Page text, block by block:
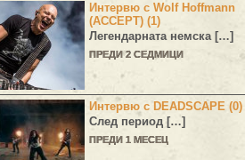
Интервю с Wolf Hoffmann
(ACCEPT) (1)
Легендарната немска […]
ПРЕДИ 2 СЕДМИЦИ
Интервю с DEADSCAPE (0)
След период […]
ПРЕДИ 1 МЕСЕЦ